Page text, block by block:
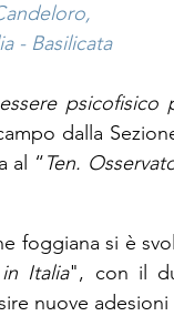
- Basilicata
psicofisico
dalla
al “Ten.
foggiana si è
Italia", con il
nuove adesioni